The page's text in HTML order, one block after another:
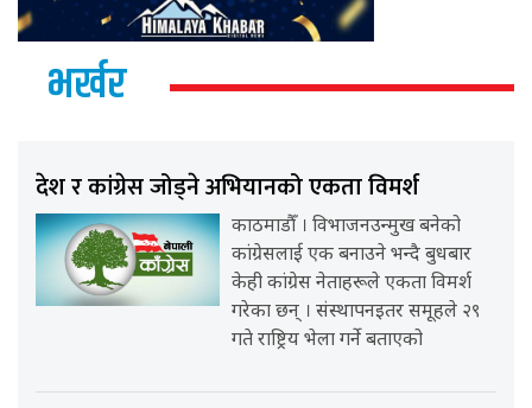
भर्खर
देश र कांग्रेस जोड्ने अभियानको एकता विमर्श
काठमाडौँ । विभाजनउन्मुख बनेको
कांग्रेसलाई एक बनाउने भन्दै बुधबार
केही कांग्रेस नेताहरूले एकता विमर्श
गरेका छन् । संस्थापनइतर समूहले २९
गते राष्ट्रिय भेला गर्ने बताएको